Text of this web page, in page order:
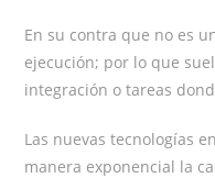
En su contra que no es
ejecución; por lo que
integración o tareas
Las nuevas tecnologías
manera exponencial la